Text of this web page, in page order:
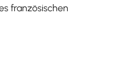
französischen